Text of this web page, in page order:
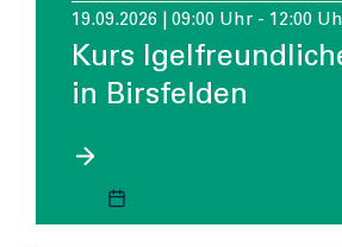
19.09.2026 | 09:00 Uhr - 12:00
Kurs
in Birsfelden